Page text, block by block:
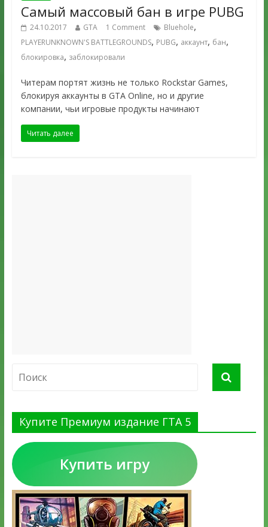
Самый массовый бан в игре PUBG
24.10.2017 GTA 1 Comment Bluehole,
PLAYERUNKNOWN'S BATTLEGROUNDS, PUBG, аккаунт, бан,
блокировка, заблокировали
Читерам портят жизнь не только Rockstar Games,
блокируя аккаунты в GTA Online, но и другие
компании, чьи игровые продукты начинают
Читать далее
Купите Премиум издание ГТА 5
Купить игру